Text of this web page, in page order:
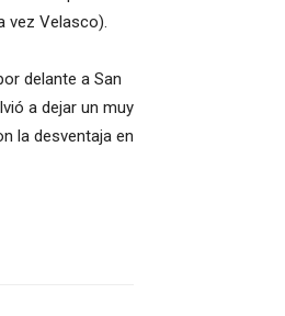
vez Velasco).
delante a San
a dejar un muy
la desventaja en